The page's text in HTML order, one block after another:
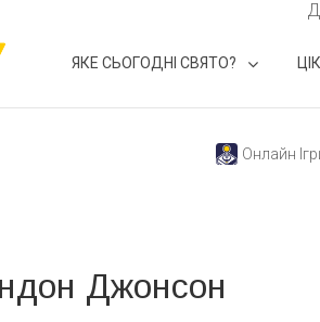
ЯКЕ СЬОГОДНІ СВЯТО?
Онлайн
Джонсон